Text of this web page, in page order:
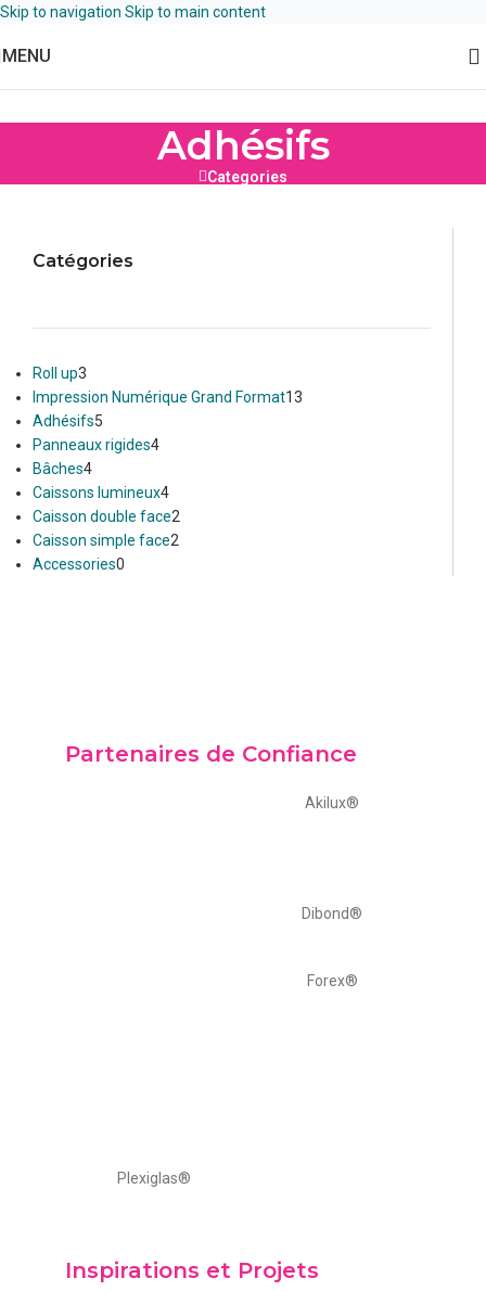
Skip to navigation Skip to main content
MENU
Adhésifs
Categories
Catégories
Roll up3
Impression Numérique Grand Format13
Adhésifs5
Panneaux rigides4
Bâches4
Caissons lumineux4
Caisson double face2
Caisson simple face2
Accessories0
Partenaires de Confiance
Akilux®
Dibond®
Forex®
Plexiglas®
Inspirations et Projets